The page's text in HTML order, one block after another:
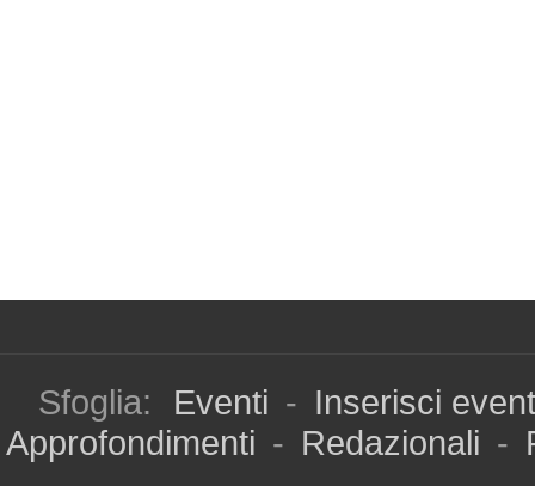
Sfoglia: Eventi - Inserisci
Approfondimenti - Redazionali -